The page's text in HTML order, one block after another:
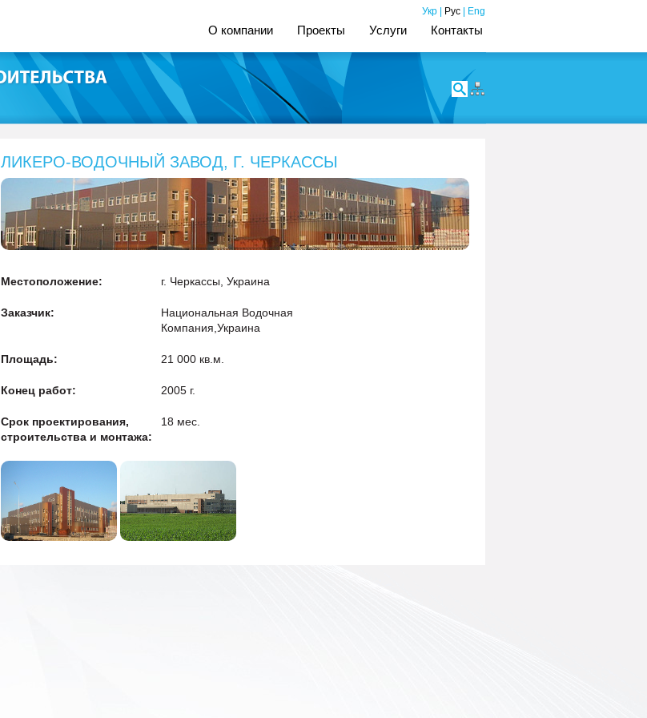
Укр Рус Eng
О компании Проекты Услуги Контакты
ЛИКЕРО-ВОДОЧНЫЙ ЗАВОД, Г. ЧЕРКАССЫ
Местоположение: г. Черкассы, Украина
Заказчик:
Национальная Водочная
Компания,Украина
Площадь: 21 000 кв.м.
Конец работ: 2005 г.
Срок проектирования,
строительства и монтажа:
18 мес.